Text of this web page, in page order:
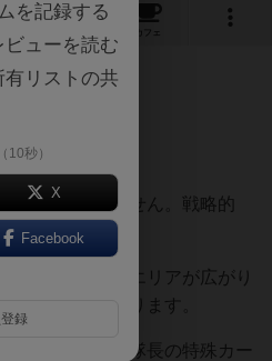
7
カフェ
5年弱前
、古さを感じません。戦略的
てば支配するエリアが広がり
殊カードにあります。
ですが、傭兵隊長の特殊カー
を記録する
ューを読む
リストの共
10秒）
X
Facebook
録